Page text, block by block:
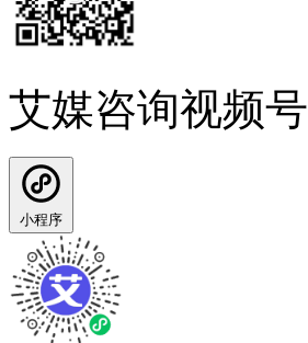
艾媒咨询视频号
小程序